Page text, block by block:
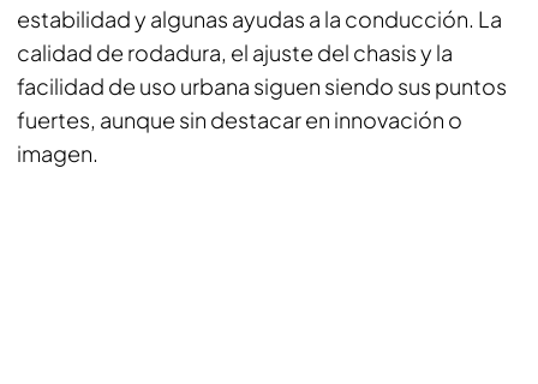
estabilidad y algunas ayudas a la conducción. La
calidad de rodadura, el ajuste del chasis y la
facilidad de uso urbana siguen siendo sus puntos
fuertes, aunque sin destacar en innovación o
imagen.